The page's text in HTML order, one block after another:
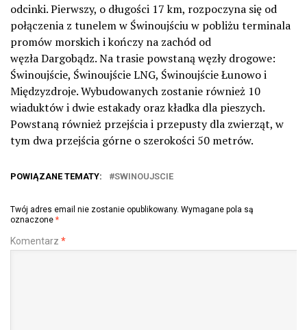
odcinki. Pierwszy, o długości 17 km, rozpoczyna się od
połączenia z tunelem w Świnoujściu w pobliżu terminala
promów morskich i kończy na zachód od
węzła Dargobądz. Na trasie powstaną węzły drogowe:
Świnoujście, Świnoujście LNG, Świnoujście Łunowo i
Międzyzdroje. Wybudowanych zostanie również 10
wiaduktów i dwie estakady oraz kładka dla pieszych.
Powstaną również przejścia i przepusty dla zwierząt, w
tym dwa przejścia górne o szerokości 50 metrów.
POWIĄZANE TEMATY: SWINOUJSCIE
Twój adres email nie zostanie opublikowany. Wymagane pola są
oznaczone *
Komentarz *